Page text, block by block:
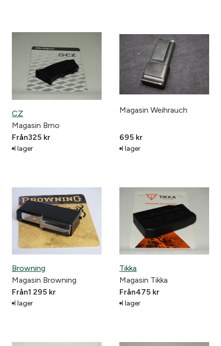
CZ
Magasin Brno
Från325 kr
I lager
Magasin Weihrauch
695 kr
I lager
Browning
Magasin Browning
Från1 295 kr
I lager
Tikka
Magasin Tikka
Från475 kr
I lager